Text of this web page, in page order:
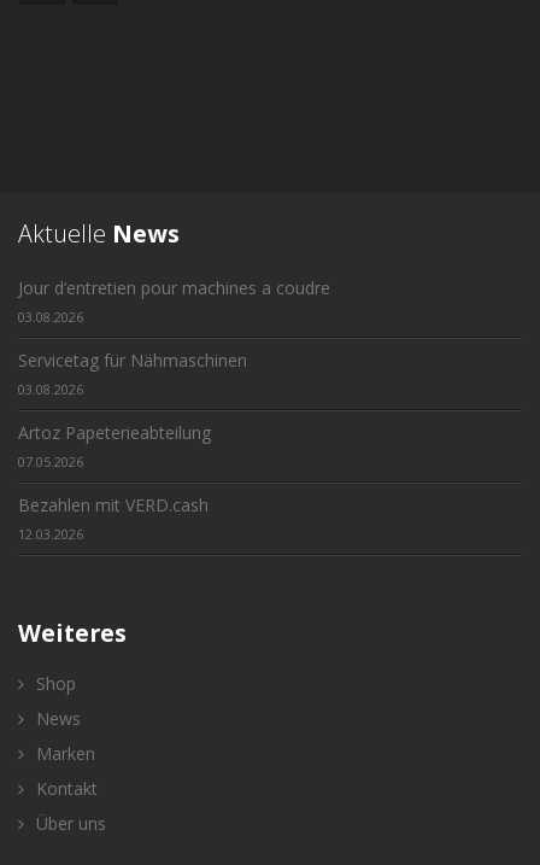
Aktuelle News
Jour d‘entretien pour machines a coudre
03.08.2026
Servicetag für Nähmaschinen
03.08.2026
Artoz Papeterieabteilung
07.05.2026
Bezahlen mit VERD.cash
12.03.2026
Weiteres
Shop
News
Marken
Kontakt
Über uns